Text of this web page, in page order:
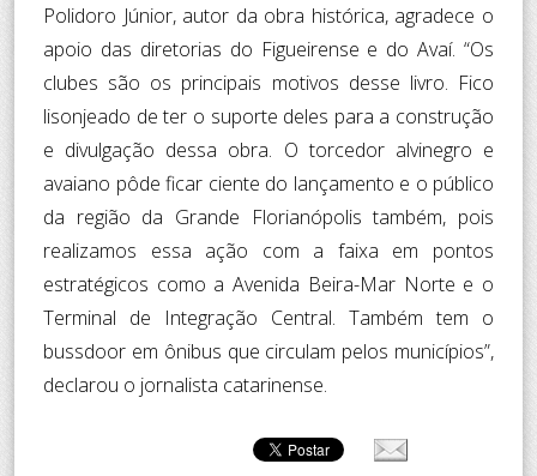
Polidoro Júnior, autor da obra histórica, agradece o
apoio das diretorias do Figueirense e do Avaí. “Os
clubes são os principais motivos desse livro. Fico
lisonjeado de ter o suporte deles para a construção
e divulgação dessa obra. O torcedor alvinegro e
avaiano pôde ficar ciente do lançamento e o público
da região da Grande Florianópolis também, pois
realizamos essa ação com a faixa em pontos
estratégicos como a Avenida Beira-Mar Norte e o
Terminal de Integração Central. Também tem o
bussdoor em ônibus que circulam pelos municípios”,
declarou o jornalista catarinense.